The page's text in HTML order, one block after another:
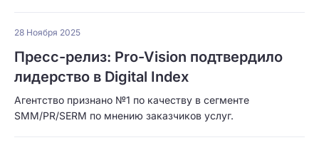
28 Ноября 2025
Пресс-релиз: Pro-Vision подтвердило
лидерство в Digital Index
Агентство признано №1 по качеству в сегменте
SMM/PR/SERM по мнению заказчиков услуг.